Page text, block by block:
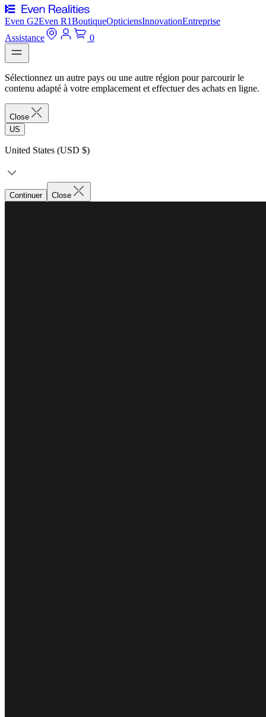
Even G2Even R1BoutiqueOpticiensInnovationEntreprise
Assistance
0
Sélectionnez un autre pays ou une autre région pour parcourir le
contenu adapté à votre emplacement et effectuer des achats en ligne.
Close
US
United States (USD $)
Continuer Close